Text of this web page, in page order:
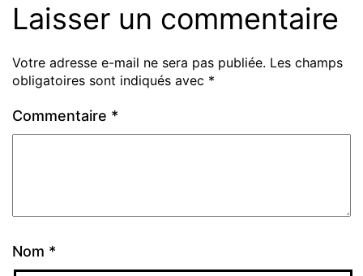
Laisser un commentaire
Votre adresse e-mail ne sera pas publiée. Les champs
obligatoires sont indiqués avec *
Commentaire *
Nom *